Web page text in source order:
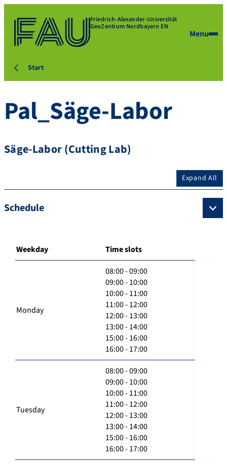
Friedrich-Alexander-Universität
GeoZentrum Nordbayern EN
Menu
Start
Pal_Säge-Labor
Säge-Labor (Cutting Lab)
Expand All
Schedule
Weekday Time slots
Monday
08:00 - 09:00
09:00 - 10:00
10:00 - 11:00
11:00 - 12:00
12:00 - 13:00
13:00 - 14:00
15:00 - 16:00
16:00 - 17:00
Tuesday
08:00 - 09:00
09:00 - 10:00
10:00 - 11:00
11:00 - 12:00
12:00 - 13:00
13:00 - 14:00
15:00 - 16:00
16:00 - 17:00